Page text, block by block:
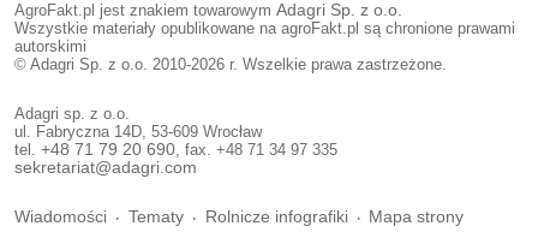
AgroFakt.pl jest znakiem towarowym Adagri Sp. z o.o.
Wszystkie materiały opublikowane na agroFakt.pl są chronione prawami
autorskimi
© Adagri Sp. z o.o. 2010-2026 r. Wszelkie prawa zastrzeżone.
Adagri sp. z o.o.
ul. Fabryczna 14D, 53-609 Wrocław
tel. +48 71 79 20 690 , fax. +48 71 34 97 335
sekretariat@adagri.com
Wiadomości Tematy Rolnicze infografiki Mapa strony